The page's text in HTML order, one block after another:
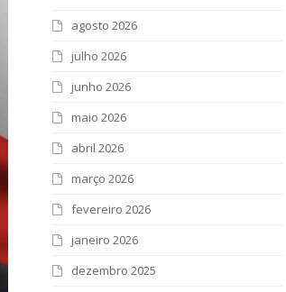
agosto 2026
julho 2026
junho 2026
maio 2026
abril 2026
março 2026
fevereiro 2026
janeiro 2026
dezembro 2025